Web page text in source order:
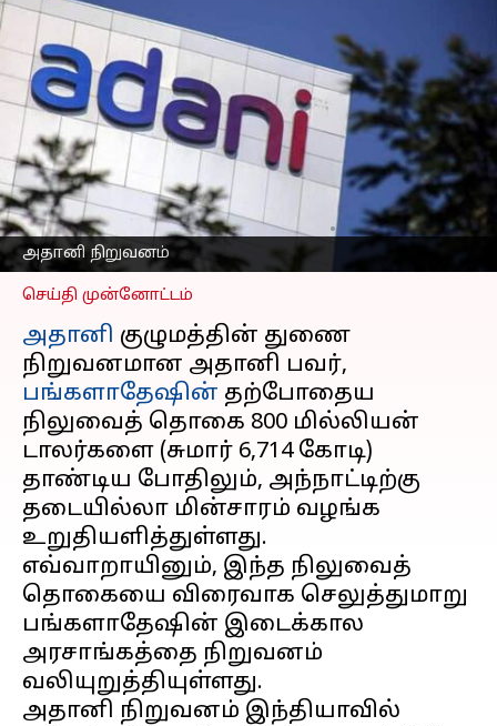
அதானி நிறுவனம்
800 மில்லியன் டாலர்
கட்டணத்தை
செலுத்துங்கள்;
பங்களாதேஷுக்கு
அதானி நிறுவனம்
வலியுறுத்தல்
எழுதியவர் Sekar Chinnappan Sep 06, 2024 08:26 pm
செய்தி முன்னோட்டம்
அதானி குழுமத்தின் துணை
நிறுவனமான அதானி பவர்,
பங்களாதேஷின் தற்போதைய
நிலுவைத் தொகை 800 மில்லியன்
டாலர்களை (சுமார் ₹6,714 கோடி)
தாண்டிய போதிலும், அந்நாட்டிற்கு
தடையில்லா மின்சாரம் வழங்க
உறுதியளித்துள்ளது.
எவ்வாறாயினும், இந்த நிலுவைத்
தொகையை விரைவாக செலுத்துமாறு
பங்களாதேஷின் இடைக்கால
அரசாங்கத்தை நிறுவனம்
வலியுறுத்தியுள்ளது.
அதானி நிறுவனம் இந்தியாவில்